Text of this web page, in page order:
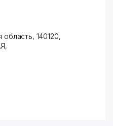
140120,
,